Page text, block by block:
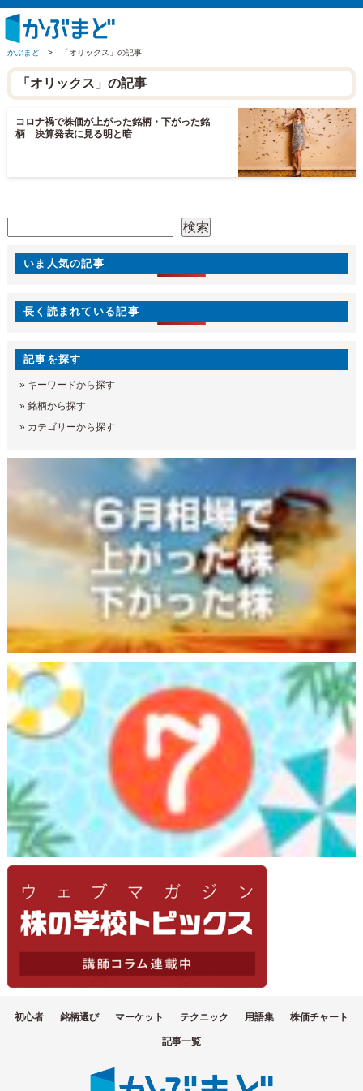
かぶまど > 「オリックス」の記事
「オリックス」の記事
コロナ禍で株価が上がった銘柄・下がった銘
柄 決算発表に見る明と暗
検索
いま人気の記事
長く読まれている記事
記事を探す
» キーワードから探す
» 銘柄から探す
» カテゴリーから探す
初心者 銘柄選び マーケット テクニック 用語集 株価チャート
記事一覧